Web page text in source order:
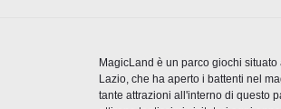
MagicLand è un parco giochi situato
Lazio, che ha aperto i battenti nel
tante attrazioni all'interno di questo